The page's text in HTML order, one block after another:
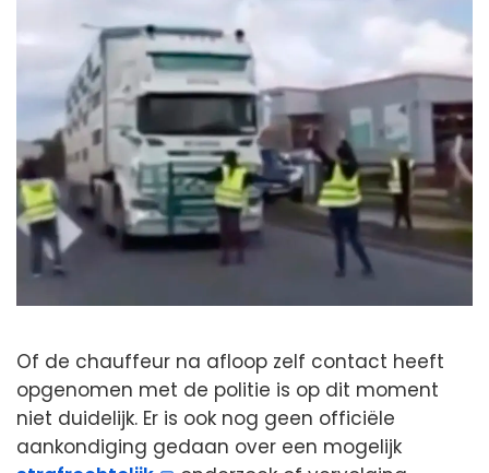
Of de chauffeur na afloop zelf contact heeft
opgenomen met de politie is op dit moment
niet duidelijk. Er is ook nog geen officiële
aankondiging gedaan over een mogelijk